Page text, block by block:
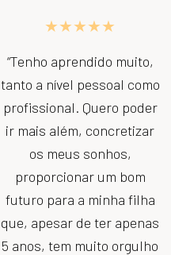
★★★★★
“Tenho aprendido muito,
tanto a nível pessoal como
profissional. Quero poder
ir mais além, concretizar
os meus sonhos,
proporcionar um bom
futuro para a minha filha
que, apesar de ter apenas
5 anos, tem muito orgulho